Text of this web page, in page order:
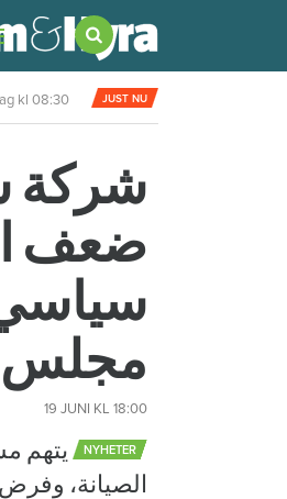
JUST NU
kl 12:00
شركة
ضعف
مجلس
19 JUNI KL 18:00
NYHETER
يتهم
الصيانة،